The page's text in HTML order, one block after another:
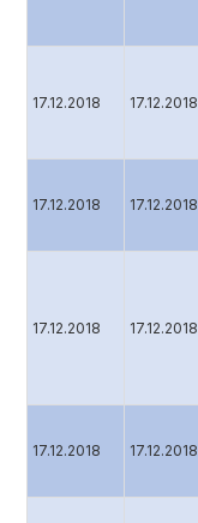
17.12.2018 17.12.2018
17.12.2018 17.12.2018
17.12.2018 17.12.2018
17.12.2018 17.12.2018